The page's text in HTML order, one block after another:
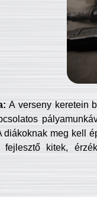
A verseny keretein
diákoknak meg kell
fejlesztő kitek,